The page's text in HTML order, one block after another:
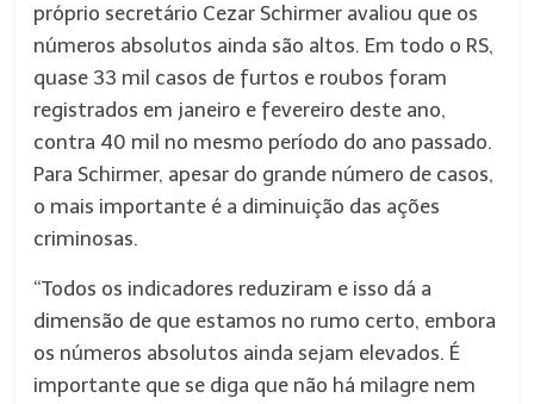
próprio secretário Cezar Schirmer avaliou que os
números absolutos ainda são altos. Em todo o RS,
quase 33 mil casos de furtos e roubos foram
registrados em janeiro e fevereiro deste ano,
contra 40 mil no mesmo período do ano passado.
Para Schirmer, apesar do grande número de casos,
o mais importante é a diminuição das ações
criminosas.
“Todos os indicadores reduziram e isso dá a
dimensão de que estamos no rumo certo, embora
os números absolutos ainda sejam elevados. É
importante que se diga que não há milagre nem